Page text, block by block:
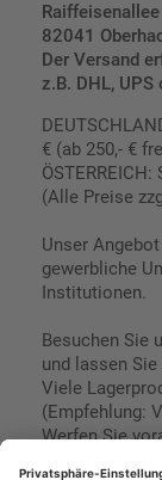
82041
Der Versand
z.B. DHL, UPS
€ (ab 250,- €
(Alle Preise
Unser
gewerbliche
Institutionen.
Besuchen Sie
und lassen
Viele
(Empfehlung:
Werfen Sie